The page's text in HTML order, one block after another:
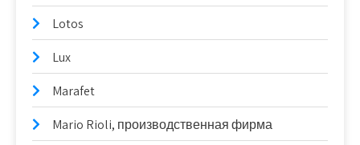
Lotos
Lux
Marafet
Mario Rioli, производственная фирма